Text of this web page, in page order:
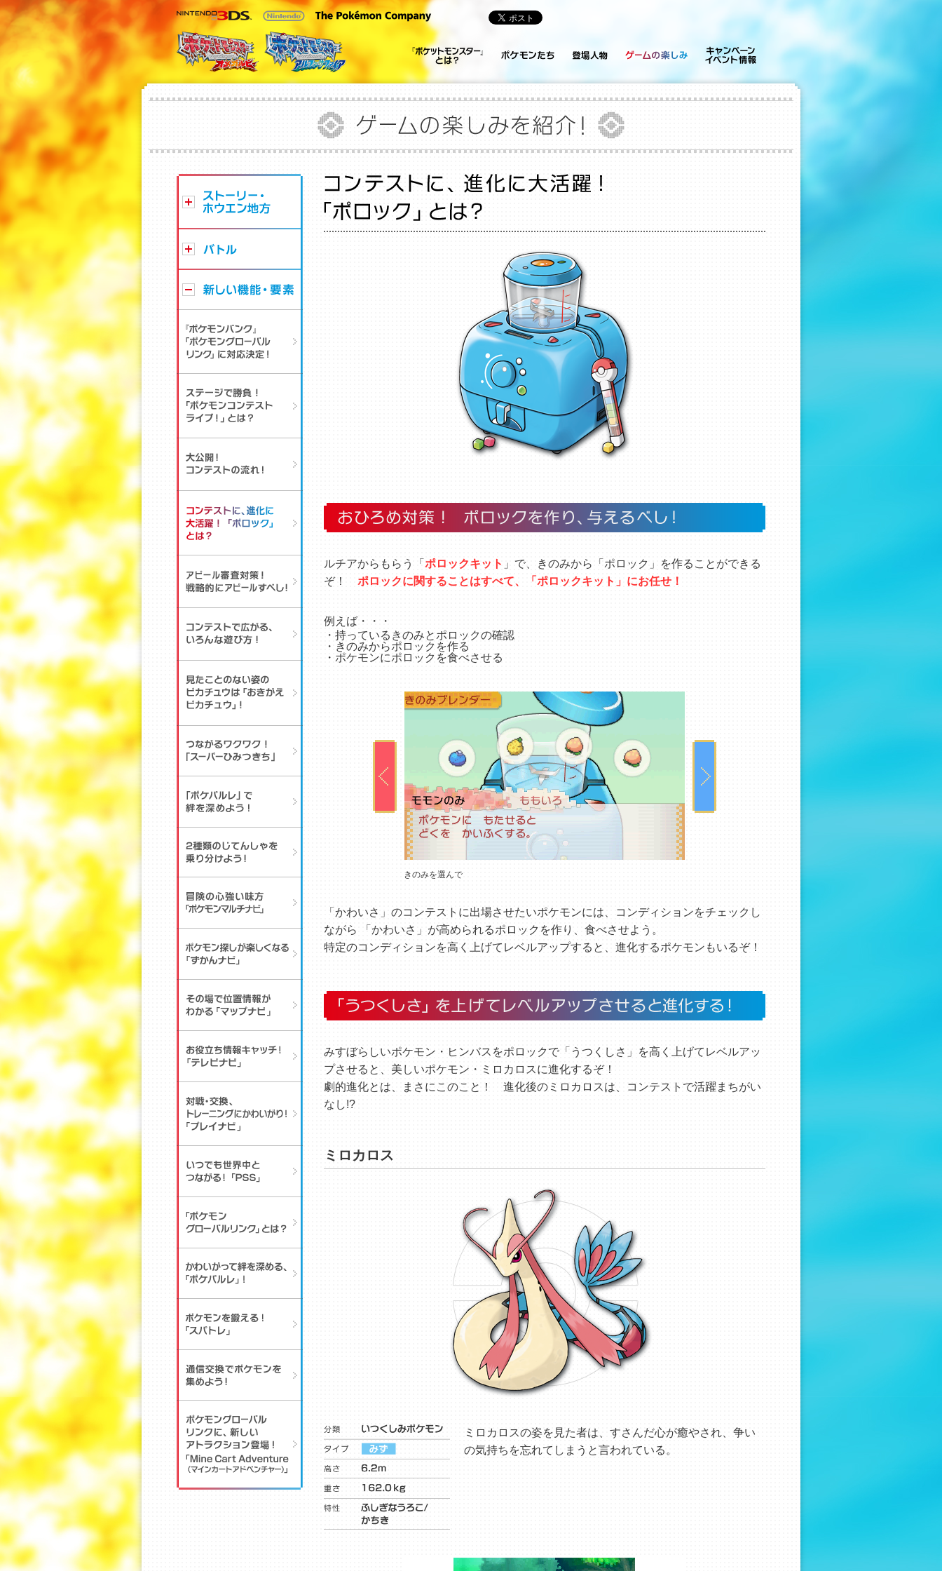
ルチアからもらう「 ポロックキット 」で、きのみから「ポロック」を作ることができる
ぞ！ ポロックに関することはすべて、「ポロックキット」にお任せ！
例えば・・・
・持っているきのみとポロックの確認
・きのみからポロックを作る
・ポケモンにポロックを食べさせる
きのみを選んで
「かわいさ」のコンテストに出場させたいポケモンには、コンディションをチェックし
ながら 「かわいさ」が高められるポロックを作り、食べさせよう。
特定のコンディションを高く上げてレベルアップすると、進化するポケモンもいるぞ！
みすぼらしいポケモン・ヒンバスをポロックで「うつくしさ」を高く上げてレベルアッ
プさせると、美しいポケモン・ミロカロスに進化するぞ！
劇的進化とは、まさにこのこと！ 進化後のミロカロスは、コンテストで活躍まちがい
なし!?
ミロカロス
ミロカロスの姿を見た者は、すさんだ心が癒やされ、争い
の気持ちを忘れてしまうと言われている。